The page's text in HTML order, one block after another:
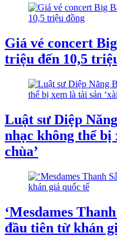
Giá vé concert
triệu đến 10,5
Luật sư Diệp
nhạc không thể bị
chùa’
‘Mesdames
đầu tiên từ khán